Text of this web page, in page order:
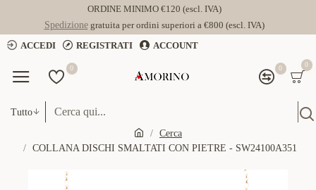
ORDINE MINIMO €120 (escl. IVA)
Spedizionegratuita per ordini superiori a €800 (escl. IVA)
ACCEDI
REGISTRATI ACCOUNT
0 0 0
Tutto
Cerca
COLLANA DISCHI SMALTATI CON PIETRE - SW24100A351